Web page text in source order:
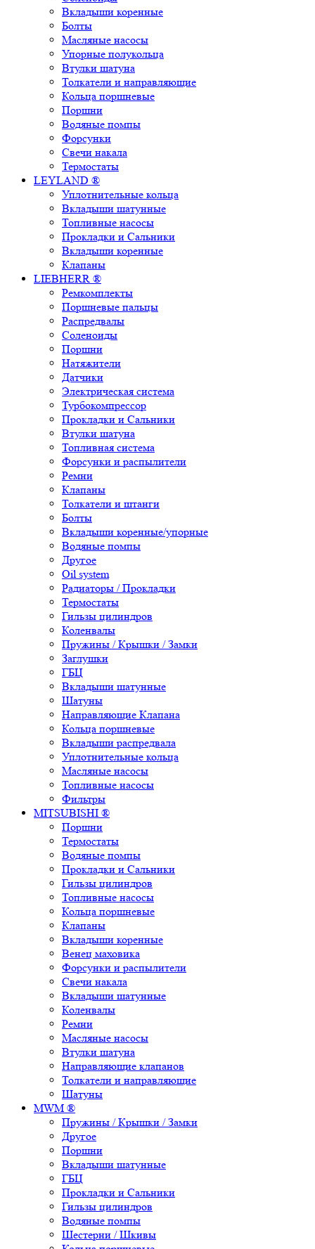
Вкладыши коренные
Болты
Масляные насосы
Упорные полукольца
Втулки шатуна
Толкатели и направляющие
Кольца поршневые
Поршни
Водяные помпы
Форсунки
Свечи накала
Термостаты
LEYLAND ®
Уплотнительные кольца
Вкладыши шатунные
Топливные насосы
Прокладки и Сальники
Вкладыши коренные
Клапаны
LIEBHERR ®
Ремкомплекты
Поршневые пальцы
Распредвалы
Соленоиды
Поршни
Натяжители
Датчики
Электрическая система
Турбокомпрессор
Прокладки и Сальники
Втулки шатуна
Топливная система
Форсунки и распылители
Ремни
Клапаны
Толкатели и штанги
Болты
Вкладыши коренные/упорные
Водяные помпы
Другое
Oil system
Радиаторы / Прокладки
Термостаты
Гильзы цилиндров
Коленвалы
Пружины / Крышки / Замки
Заглушки
ГБЦ
Вкладыши шатунные
Шатуны
Направляющие Клапана
Кольца поршневые
Вкладыши распредвала
Уплотнительные кольца
Масляные насосы
Топливные насосы
Фильтры
MITSUBISHI ®
Поршни
Термостаты
Водяные помпы
Прокладки и Сальники
Гильзы цилиндров
Топливные насосы
Кольца поршневые
Клапаны
Вкладыши коренные
Венец маховика
Форсунки и распылители
Свечи накала
Вкладыши шатунные
Коленвалы
Ремни
Масляные насосы
Втулки шатуна
Направляющие клапанов
Толкатели и направляющие
Шатуны
MWM ®
Пружины / Крышки / Замки
Другое
Поршни
Вкладыши шатунные
ГБЦ
Прокладки и Сальники
Гильзы цилиндров
Водяные помпы
Шестерни / Шкивы